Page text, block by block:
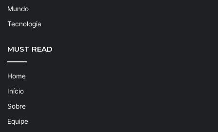
Mundo
Tecnologia
MUST READ
Home
Início
Sobre
Equipe